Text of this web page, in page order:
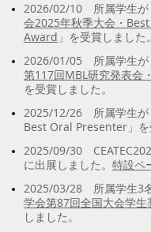
2026/02/10 所属学生が
会2025年秋季大会・
Award 」を受賞しました。
2026/01/05 所属学生が
第117回MBL研究発表会
を受賞しました。
2025/12/26 所属学生が
Best Oral Presenter」を
2025/09/30
に出展しました。 特設ペ
2025/03/28 所属学生3
学会第87回全国大会学生
しました。